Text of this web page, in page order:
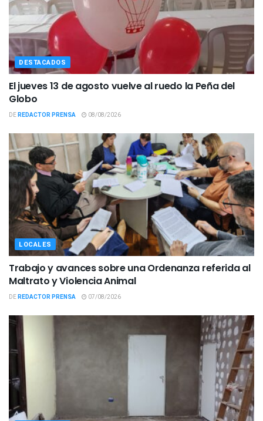
DESTACADOS
El jueves 13 de agosto vuelve al ruedo la Peña del
Globo
DEREDACTOR PRENSA 08/08/2026
LOCALES
Trabajo y avances sobre una Ordenanza referida al
Maltrato y Violencia Animal
DEREDACTOR PRENSA 07/08/2026